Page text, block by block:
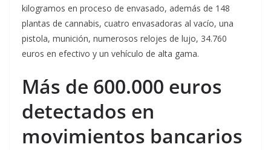
kilogramos en proceso de envasado, además de 148
plantas de cannabis, cuatro envasadoras al vacío, una
pistola, munición, numerosos relojes de lujo, 34.760
euros en efectivo y un vehículo de alta gama.
Más de 600.000 euros
detectados en
movimientos bancarios